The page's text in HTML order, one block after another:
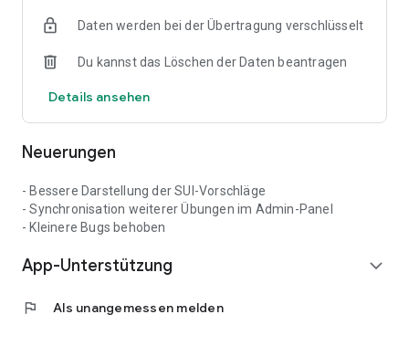
Daten werden bei der Übertragung verschlüsselt
Du kannst das Löschen der Daten beantragen
Details ansehen
Neuerungen
- Bessere Darstellung der SUI-Vorschläge
- Synchronisation weiterer Übungen im Admin-Panel
- Kleinere Bugs behoben
App-Unterstützung expand_more
flag Als unangemessen melden